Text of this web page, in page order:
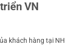
VN
khách hàng tại NH